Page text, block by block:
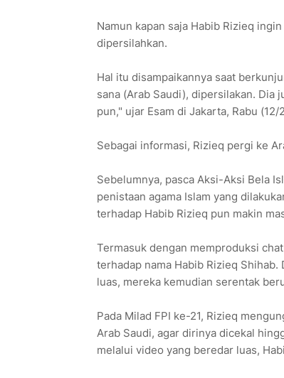
Namun kapan saja Habib Rizieq
dipersilahkan.
Hal itu disampaikannya saat
sana (Arab Saudi), dipersilakan. Dia
pun," ujar Esam di Jakarta, Rabu (12/
Sebagai informasi, Rizieq pergi ke
Sebelumnya, pasca Aksi-Aksi Bela
penistaan agama Islam yang
terhadap Habib Rizieq pun makin
Termasuk dengan memproduksi
terhadap nama Habib Rizieq
luas, mereka kemudian serentak
Pada Milad FPI ke-21, Rizieq
Arab Saudi, agar dirinya dicekal
melalui video yang beredar luas,